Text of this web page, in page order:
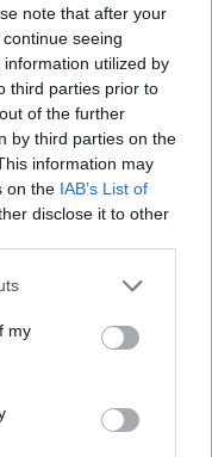
note that after your
seeing
utilized by
third parties prior to
of the further
by third parties on the
information may
on the IAB’s List of
disclose it to other
my